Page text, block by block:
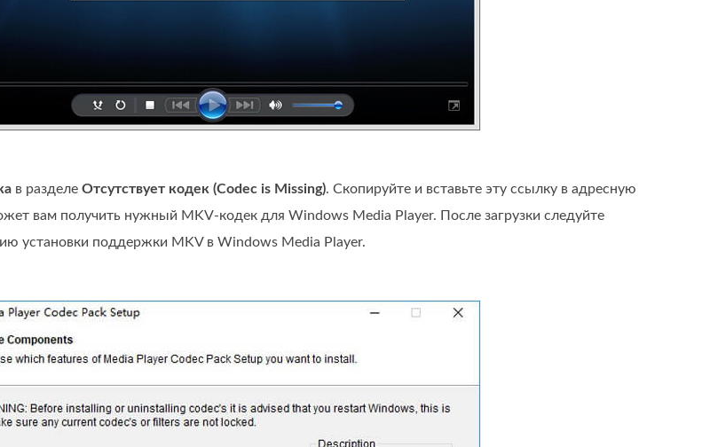
в разделе Отсутствует кодек (Codec is Missing). Скопируйте и вставьте эту ссылку в адресную
вам получить нужный MKV‑кодек для Windows Media Player. После загрузки следуйте
установки поддержки MKV в Windows Media Player.